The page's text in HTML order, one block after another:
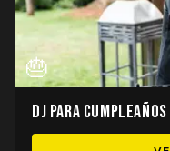
🎂
DJ para